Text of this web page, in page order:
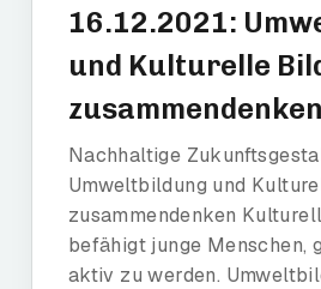
16.12.2021:
und Kulturelle
zusammendenken
Nachhaltige
Umweltbildung und
zusammendenken
befähigt junge Menschen,
aktiv zu werden.